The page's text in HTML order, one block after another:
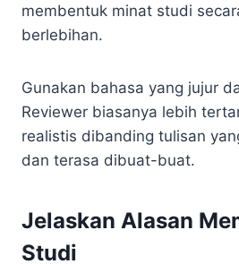
membentuk minat studi
berlebihan.
Gunakan bahasa yang jujur
Reviewer biasanya lebih
realistis dibanding tulisan
dan terasa dibuat-buat.
Jelaskan Alasan
Studi